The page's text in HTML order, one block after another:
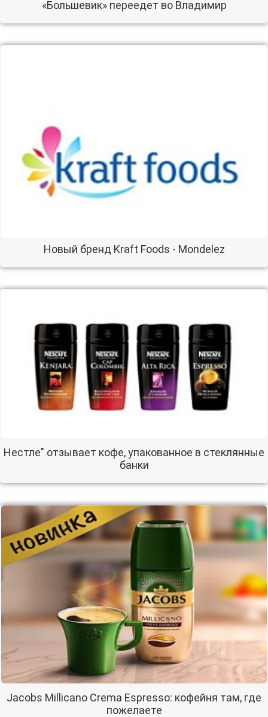
«Большевик» переедет во Владимир
Новый бренд Kraft Foods - Mondelez
Нестле" отзывает кофе, упакованное в стеклянные
банки
Jacobs Millicano Crema Espresso: кофейня там, где
пожелаете